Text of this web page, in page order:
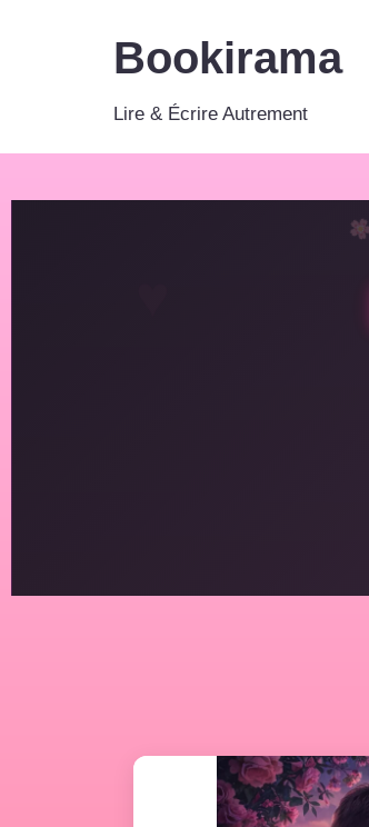
Bookirama
Lire & Écrire Autrement